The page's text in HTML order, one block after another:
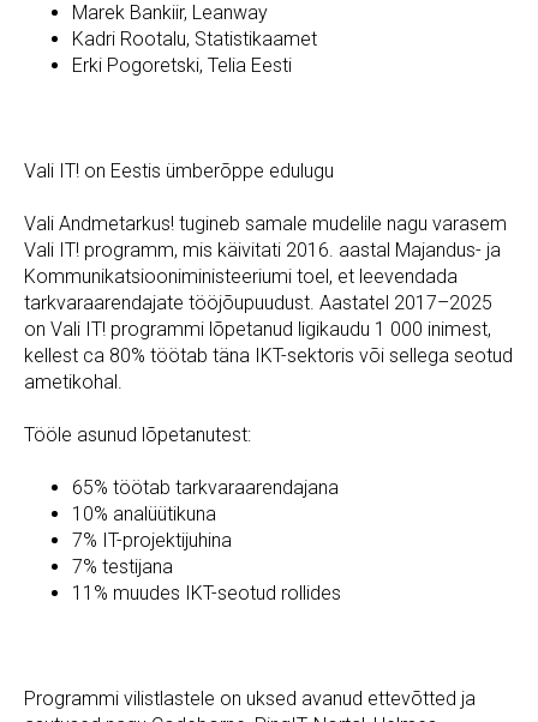
Marek Bankiir, Leanway
Kadri Rootalu, Statistikaamet
Erki Pogoretski, Telia Eesti
Vali IT! on Eestis ümberõppe edulugu
Vali Andmetarkus! tugineb samale mudelile nagu varasem
Vali IT! programm, mis käivitati 2016. aastal Majandus- ja
Kommunikatsiooniministeeriumi toel, et leevendada
tarkvaraarendajate tööjõupuudust. Aastatel 2017–2025
on Vali IT! programmi lõpetanud ligikaudu 1 000 inimest,
kellest ca 80% töötab täna IKT-sektoris või sellega seotud
ametikohal.
Tööle asunud lõpetanutest:
65% töötab tarkvaraarendajana
10% analüütikuna
7% IT-projektijuhina
7% testijana
11% muudes IKT-seotud rollides
Programmi vilistlastele on uksed avanud ettevõtted ja